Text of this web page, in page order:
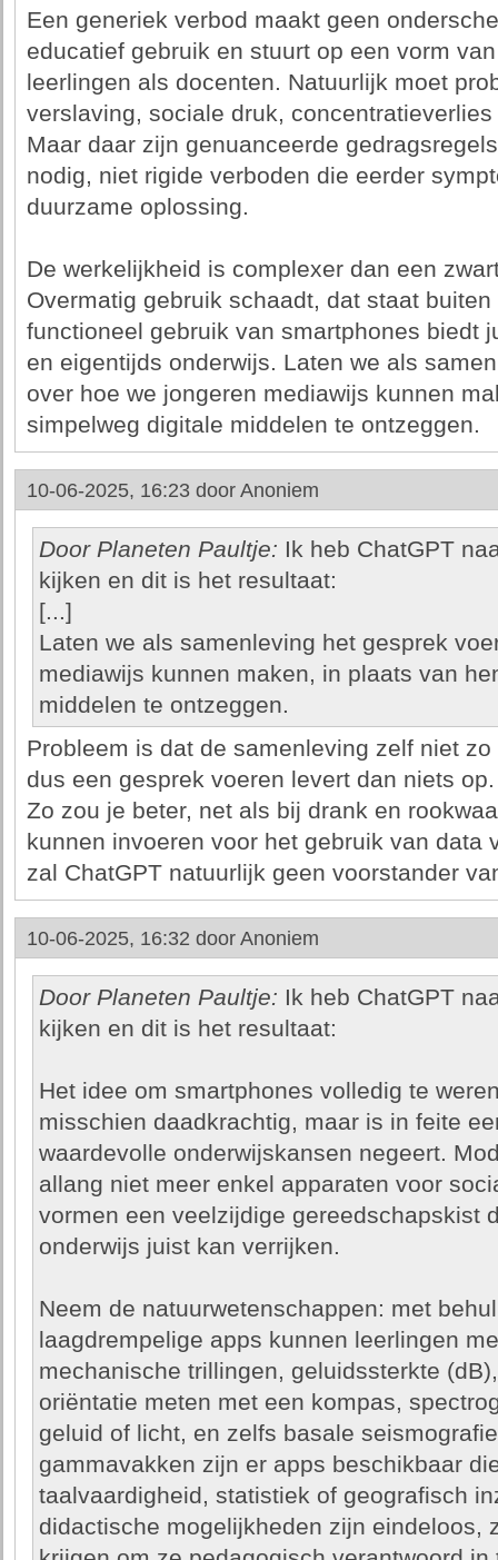
Een generiek verbod maakt geen
educatief gebruik en stuurt op een vorm
leerlingen als docenten. Natuurlijk moet
verslaving, sociale druk,
Maar daar zijn genuanceerde
nodig, niet rigide verboden die eerder
duurzame oplossing.
De werkelijkheid is complexer dan een
Overmatig gebruik schaadt, dat staat
functioneel gebruik van smartphones biedt
en eigentijds onderwijs. Laten we als
over hoe we jongeren mediawijs kunnen
simpelweg digitale middelen te ontzeggen.
10-06-2025, 16:23 door Anoniem
Door Planeten Paultje: Ik heb ChatGPT
kijken en dit is het resultaat:
[...]
Laten we als samenleving het gesprek
mediawijs kunnen maken, in plaats van
middelen te ontzeggen.
Probleem is dat de samenleving zelf niet
dus een gesprek voeren levert dan niets op.
Zo zou je beter, net als bij drank en
kunnen invoeren voor het gebruik van data
zal ChatGPT natuurlijk geen voorstander
10-06-2025, 16:32 door Anoniem
Door Planeten Paultje: Ik heb ChatGPT
kijken en dit is het resultaat:
Het idee om smartphones volledig te
misschien daadkrachtig, maar is in feite
waardevolle onderwijskansen negeert.
allang niet meer enkel apparaten voor
vormen een veelzijdige gereedschapskist
onderwijs juist kan verrijken.
Neem de natuurwetenschappen: met
laagdrempelige apps kunnen leerlingen
mechanische trillingen, geluidssterkte
oriëntatie meten met een kompas,
geluid of licht, en zelfs basale
gammavakken zijn er apps beschikbaar
taalvaardigheid, statistiek of geografisch
didactische mogelijkheden zijn eindeloos,